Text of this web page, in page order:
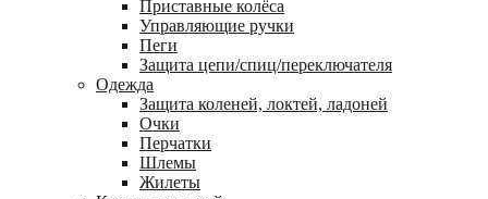
Приставные колёса
Управляющие ручки
Пеги
Защита цепи/спиц/переключателя
Одежда
Защита коленей, локтей, ладоней
Очки
Перчатки
Шлемы
Жилеты